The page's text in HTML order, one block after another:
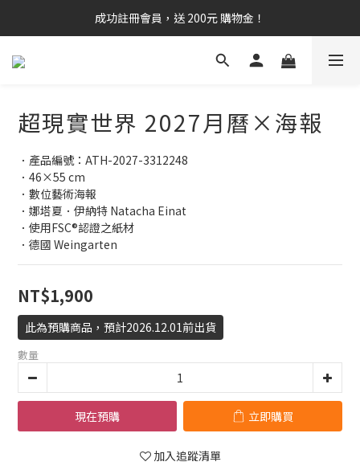
成功註冊會員，送 200元 購物金！
超現實世界 2027月曆×海報
．產品編號：ATH-2027-3312248
．46×55 cm
．數位藝術海報
．娜塔夏．伊納特 Natacha Einat
．使用FSC®認證之紙材
．德國 Weingarten
NT$1,900
此為預購商品，預計2026.12.01前出貨
數量
現在預購 立即購買
加入追蹤清單